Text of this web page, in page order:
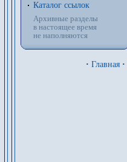
Каталог ссылок
Архивные разделы
в настоящее время
не наполняются
· Главная ·